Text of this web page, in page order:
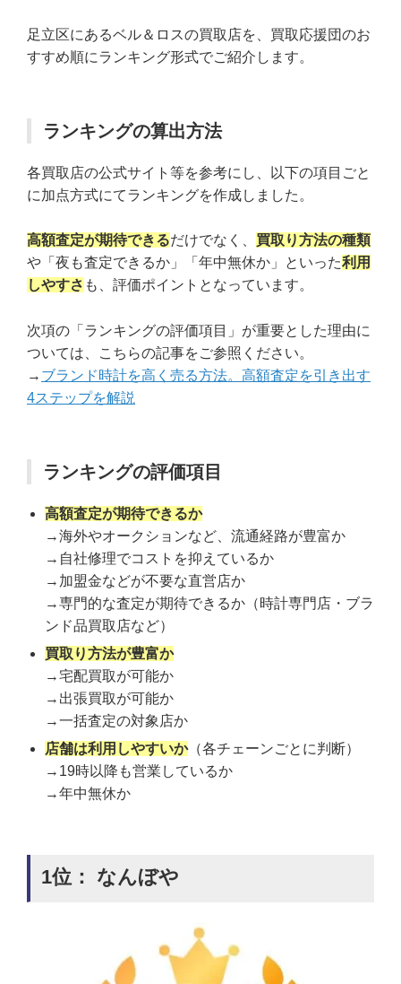
足立区にあるベル＆ロスの買取店を、買取応援団のお
すすめ順にランキング形式でご紹介します。
ランキングの算出方法
各買取店の公式サイト等を参考にし、以下の項目ごと
に加点方式にてランキングを作成しました。
高額査定が期待できるだけでなく、 買取り方法の種類
や「夜も査定できるか」「年中無休か」といった利用
しやすさ も、評価ポイントとなっています。
次項の「ランキングの評価項目」が重要とした理由に
ついては、こちらの記事をご参照ください。
→ ブランド時計を高く売る方法。高額査定を引き出す
4ステップを解説
ランキングの評価項目
高額査定が期待できるか
→海外やオークションなど、流通経路が豊富か
→自社修理でコストを抑えているか
→加盟金などが不要な直営店か
→専門的な査定が期待できるか（時計専門店・ブラ
ンド品買取店など）
買取り方法が豊富か
→宅配買取が可能か
→出張買取が可能か
→一括査定の対象店か
店舗は利用しやすいか（各チェーンごとに判断）
→19時以降も営業しているか
→年中無休か
1位： なんぼや